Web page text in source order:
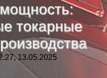
токарные
13.05.2025